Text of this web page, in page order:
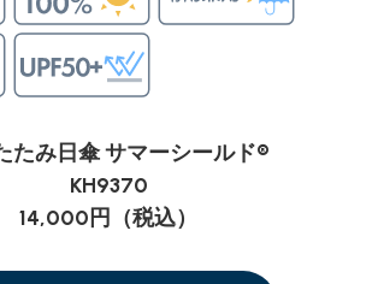
たみ日傘 サマーシールド®
KH9370
14,000円（税込）